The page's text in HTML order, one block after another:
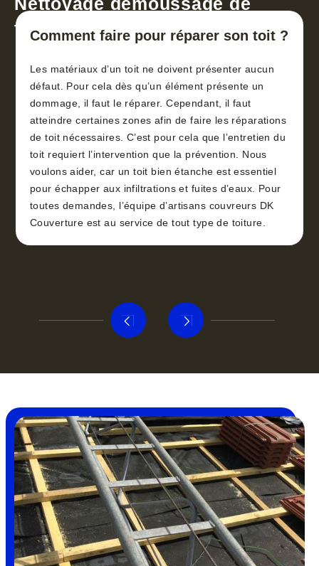
toiture 30
Comment faire pour réparer son toit ?
Les matériaux d’un toit ne doivent présenter aucun
défaut. Pour cela dès qu’un élément présente un
dommage, il faut le réparer. Cependant, il faut
atteindre certaines zones afin de faire les réparations
de toit nécessaires. C’est pour cela que l’entretien du
toit requiert l’intervention que la prévention. Nous
voulons aider, car un toit bien étanche est essentiel
pour échapper aux infiltrations et fuites d’eaux. Pour
toutes demandes, l’équipe d’artisans couvreurs DK
Couverture est au service de tout type de toiture.